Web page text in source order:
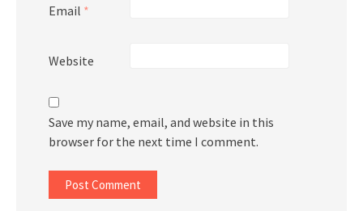
Email *
Website
Save my name, email, and website in this
browser for the next time I comment.